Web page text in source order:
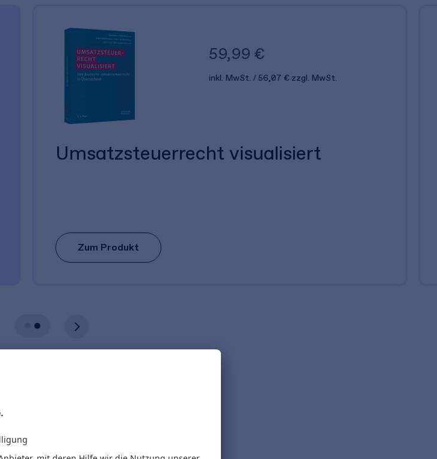
59,99 €
inkl. MwSt. 56,07 € zzgl. MwSt.
Umsatzsteuerrecht visualisiert
Zum Produkt